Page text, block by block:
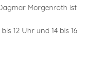
Morgenroth ist
12 Uhr und 14 bis 16